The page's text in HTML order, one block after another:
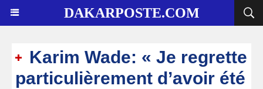
DAKARPOSTE.COM
Karim Wade: « Je regrette
particulièrement d’avoir été